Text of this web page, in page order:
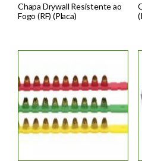
Chapa Drywall Resistente ao
Fogo (RF) (Placa)